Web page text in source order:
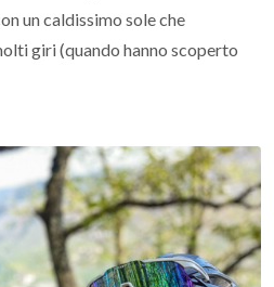
un caldissimo sole che
giri (quando hanno scoperto